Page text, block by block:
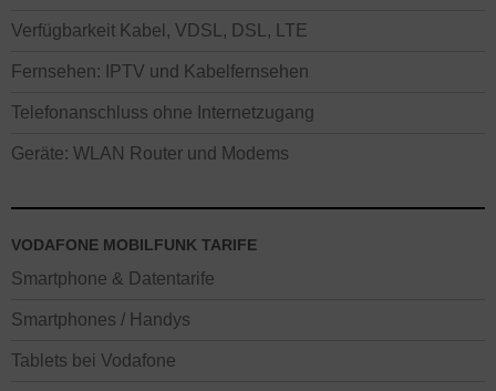
Verfügbarkeit Kabel, VDSL, DSL, LTE
Fernsehen: IPTV und Kabelfernsehen
Telefonanschluss ohne Internetzugang
Geräte: WLAN Router und Modems
VODAFONE MOBILFUNK TARIFE
Smartphone & Datentarife
Smartphones / Handys
Tablets bei Vodafone